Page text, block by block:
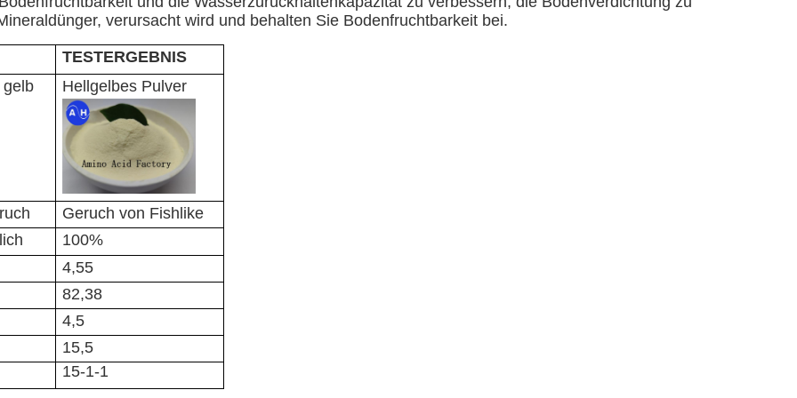
verursacht wird und behalten Sie Bodenfruchtbarkeit bei.
TESTERGEBNIS
gelb
Hellgelbes Pulver
Geruch von Fishlike
100%
4,55
82,38
4,5
15,5
15-1-1